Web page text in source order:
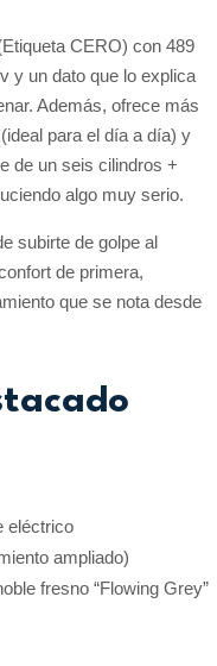
CERO) con 489
y un dato que lo explica
Además, ofrece más
para el día a día) y
de un seis cilindros +
algo muy serio.
subirte de golpe al
de primera,
que se nota desde
eléctrico
ampliado)
fresno “Flowing Grey”